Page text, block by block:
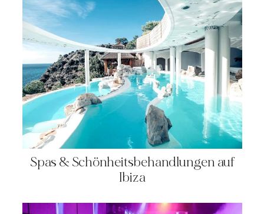
Spas & Schönheitsbehandlungen auf
Ibiza